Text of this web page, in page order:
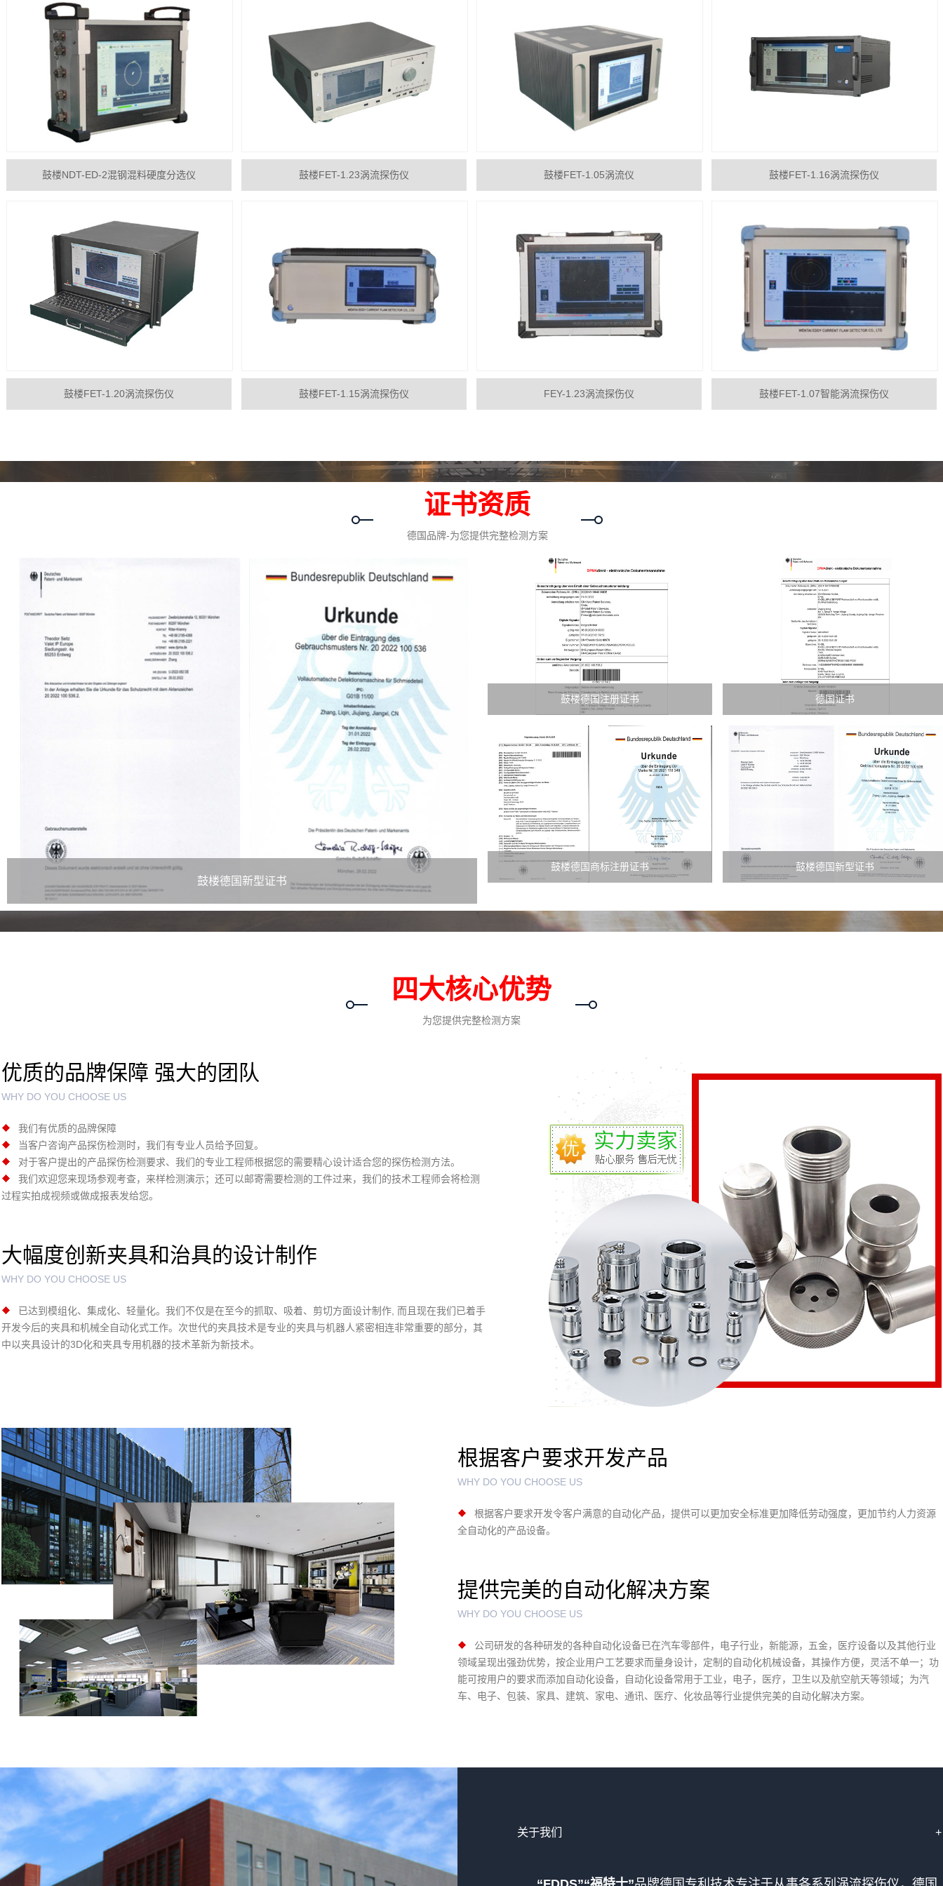
鼓楼NDT-ED-2混钢混料硬度分选仪 鼓楼FET-1.23涡流探伤仪 鼓楼FET-1.05涡流仪 鼓楼FET-1.16涡流探伤仪
鼓楼FET-1.20涡流探伤仪 鼓楼FET-1.15涡流探伤仪 FEY-1.23涡流探伤仪 鼓楼FET-1.07智能涡流探伤仪
证书资质
德国品牌-为您提供完整检测方案
鼓楼德国新型证书
鼓楼德国注册证书 德国证书
鼓楼德国商标注册证书 鼓楼德国新型证书
四大核心优势
为您提供完整检测方案
优质的品牌保障 强大的团队
WHY DO YOU CHOOSE US
我们有优质的品牌保障
当客户咨询产品探伤检测时，我们有专业人员给予回复。
对于客户提出的产品探伤检测要求、我们的专业工程师根据您的需要精心设计适合您的探伤检测方法。
我们欢迎您来现场参观考查，来样检测演示；还可以邮寄需要检测的工件过来，我们的技术工程师会将检测
过程实拍成视频或做成报表发给您。
大幅度创新夹具和治具的设计制作
WHY DO YOU CHOOSE US
已达到模组化、集成化、轻量化。我们不仅是在至今的抓取、吸着、剪切方面设计制作, 而且现在我们已着手
开发今后的夹具和机械全自动化式工作。次世代的夹具技术是专业的夹具与机器人紧密相连非常重要的部分，其
中以夹具设计的3D化和夹具专用机器的技术革新为新技术。
根据客户要求开发产品
WHY DO YOU CHOOSE US
根据客户要求开发令客户满意的自动化产品，提供可以更加安全标准更加降低劳动强度，更加节约人力资源
全自动化的产品设备。
提供完美的自动化解决方案
WHY DO YOU CHOOSE US
公司研发的各种研发的各种自动化设备已在汽车零部件，电子行业，新能源，五金，医疗设备以及其他行业
领域呈现出强劲优势，按企业用户工艺要求而量身设计，定制的自动化机械设备，其操作方便，灵活不单一；功
能可按用户的要求而添加自动化设备，自动化设备常用于工业，电子，医疗，卫生以及航空航天等领域；为汽
车、电子、包装、家具、建筑、家电、通讯、医疗、化妆品等行业提供完美的自动化解决方案。
+
关于我们